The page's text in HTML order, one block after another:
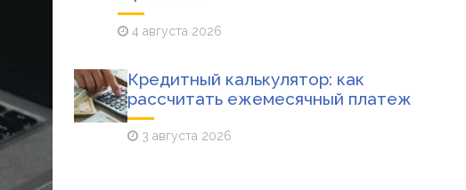
Экономика Экономика
4 августа 2026
Кредитный калькулятор: как
рассчитать ежемесячный платеж
3 августа 2026